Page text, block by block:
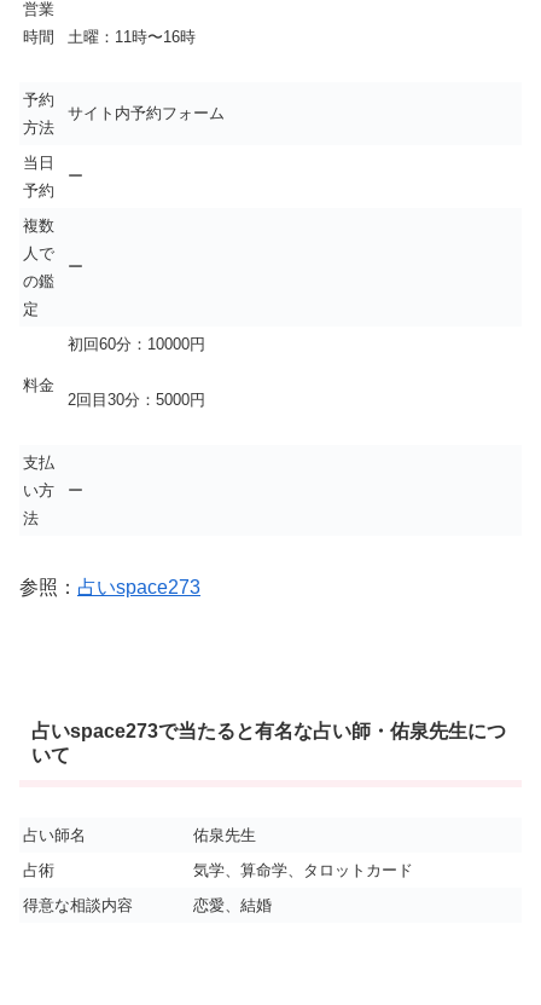
営業
時間
土曜：11時〜16時
予約
方法
サイト内予約フォーム
当日
予約
ー
複数
人で
の鑑
定
ー
料金
初回60分：10000円
2回目30分：5000円
支払
い方
法
ー
参照： 占いspace273
占いspace273で当たると有名な占い師・佑泉先生につ
いて
占い師名
佑泉先生
占術
気学、算命学、タロットカード
得意な相談内容
恋愛、結婚